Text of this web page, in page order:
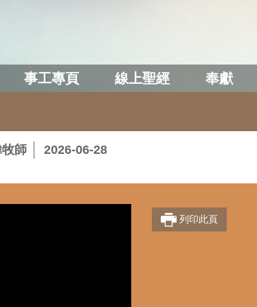
事工專頁 線上聖經 奉獻
師 2026-06-28
列印此頁